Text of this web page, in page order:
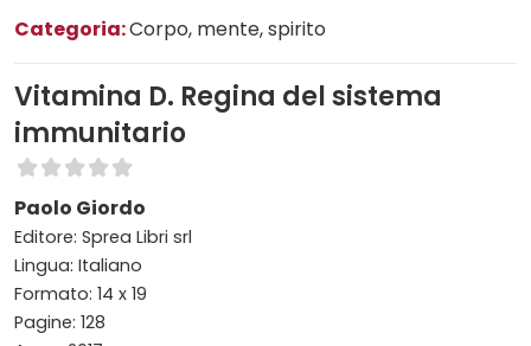
Categoria:Corpo, mente, spirito
Vitamina D. Regina del sistema
immunitario
Paolo Giordo
Editore: Sprea Libri srl
Lingua: Italiano
Formato: 14 x 19
Pagine: 128